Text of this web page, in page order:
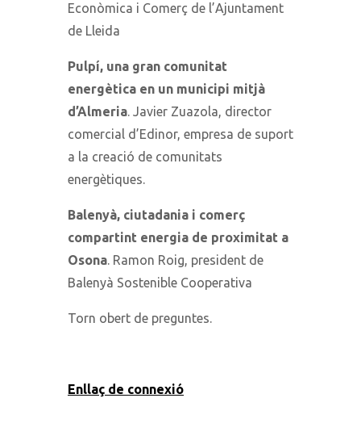
Econòmica i Comerç de l’Ajuntament
de Lleida
Pulpí, una gran comunitat
energètica en un municipi mitjà
d’Almeria. Javier Zuazola, director
comercial d’Edinor, empresa de suport
a la creació de comunitats
energètiques.
Balenyà, ciutadania i comerç
compartint energia de proximitat a
Osona. Ramon Roig, president de
Balenyà Sostenible Cooperativa
Torn obert de preguntes.
Enllaç de connexió